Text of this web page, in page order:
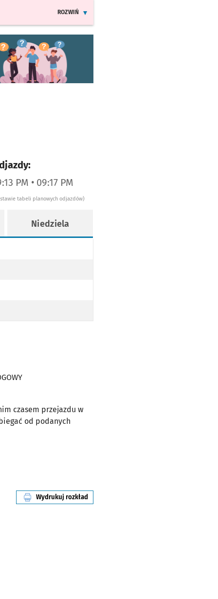
ROZWIŃ
się w nowej karcie
PM • 09:17 PM
tabeli planowych odjazdów)
Niedziela
NISKOPODŁOGOWY
czasem przejazdu w
od podanych
Wydrukuj rozkład
linii nr 24